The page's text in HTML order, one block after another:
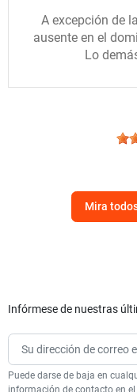
A excepción de
ausente en el
Lo
Mira
Infórmese de nuestras
Puede darse de baja en
información de contacto en